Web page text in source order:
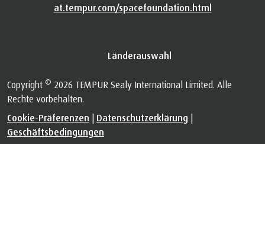
at.tempur.com/spacefoundation.html
Länderauswahl
Copyright © 2026 TEMPUR Sealy International Limited. Alle
Rechte vorbehalten.
Cookie-Präferenzen | Datenschutzerklärung |
Geschäftsbedingungen